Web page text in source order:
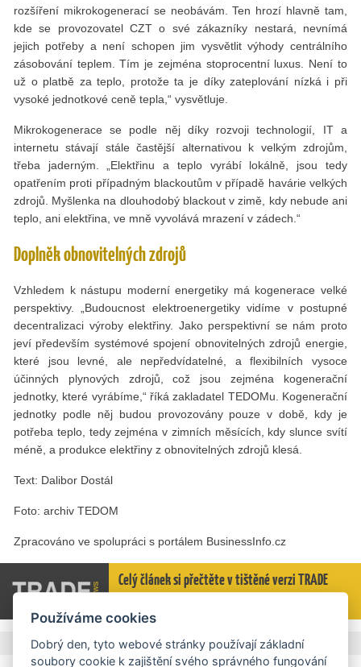
rozšíření mikrokogenerací se neobávám. Ten hrozí hlavně tam,
kde se provozovatel CZT o své zákazníky nestará, nevnímá
jejich potřeby a není schopen jim vysvětlit výhody centrálního
zásobování teplem. Tím je zejména stoprocentní luxus. Není to
už o platbě za teplo, protože ta je díky zateplování nízká i při
vysoké jednotkové ceně tepla,“ vysvětluje.
Mikrokogenerace se podle něj díky rozvoji technologií, IT a
internetu stávají stále častější alternativou k velkým zdrojům,
třeba jaderným. „Elektřinu a teplo vyrábí lokálně, jsou tedy
opatřením proti případným blackoutům v případě havárie velkých
zdrojů. Myšlenka na dlouhodobý blackout v zimě, kdy nebude ani
teplo, ani elektřina, ve mně vyvolává mrazení v zádech.“
Doplněk obnovitelných zdrojů
Vzhledem k nástupu moderní energetiky má kogenerace velké
perspektivy. „Budoucnost elektroenergetiky vidíme v postupné
decentralizaci výroby elektřiny. Jako perspektivní se nám proto
jeví především systémové spojení obnovitelných zdrojů energie,
které jsou levné, ale nepředvídatelné, a flexibilních vysoce
účinných plynových zdrojů, což jsou zejména kogenerační
jednotky, které vyrábíme,“ říká zakladatel TEDOMu. Kogenerační
jednotky podle něj budou provozovány pouze v době, kdy je
potřeba teplo, tedy zejména v zimních měsících, kdy slunce svítí
méně, a produkce elektřiny z obnovitelných zdrojů klesá.
Text: Dalibor Dostál
Foto: archiv TEDOM
Zpracováno ve spolupráci s portálem BusinessInfo.cz
Celý článek si přečtěte v tištěné verzi TRADE
Štítky Energetika,Čína,Exportní šance,CzechTrade
Používáme cookies
Dobrý den, tyto webové stránky používají základní
soubory cookie k zajištění svého správného fungování